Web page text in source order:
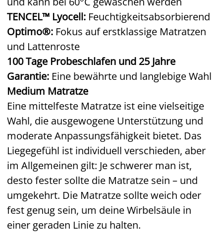
TENCEL™ Lyocell: Feuchtigkeitsabsorbierend
Optimo®: Fokus auf erstklassige Matratzen
und Lattenroste
100 Tage Probeschlafen und 25 Jahre
Garantie: Eine bewährte und langlebige Wahl
Medium Matratze
Eine mittelfeste Matratze ist eine vielseitige
Wahl, die ausgewogene Unterstützung und
moderate Anpassungsfähigkeit bietet. Das
Liegegefühl ist individuell verschieden, aber
im Allgemeinen gilt: Je schwerer man ist,
desto fester sollte die Matratze sein – und
umgekehrt. Die Matratze sollte weich oder
fest genug sein, um deine Wirbelsäule in
einer geraden Linie zu halten.